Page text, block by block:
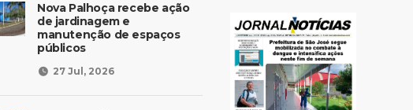
Nova Palhoça recebe ação
de jardinagem e
manutenção de espaços
públicos
27 Jul, 2026